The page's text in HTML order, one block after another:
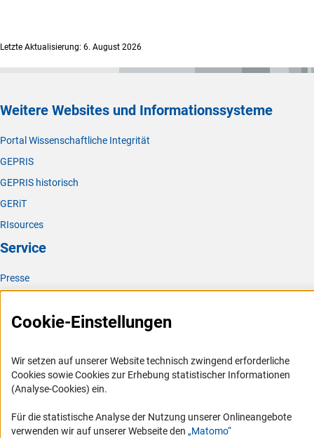
Letzte Aktualisierung: 6. August 2026
Weitere Websites und Informationssysteme
Portal Wissenschaftliche Integrität
GEPRIS
GEPRIS historisch
GERiT
RIsources
Service
Presse
Karriere
RSS-Feeds
Compliance
Barrierefreiheit
Cookie-Einstellungen
Wir setzen auf unserer Website technisch zwingend erforderliche
Cookies sowie Cookies zur Erhebung statistischer Informationen
(Analyse-Cookies) ein.
Für die statistische Analyse der Nutzung unserer Onlineangebote
verwenden wir auf unserer Webseite den „Matomo“